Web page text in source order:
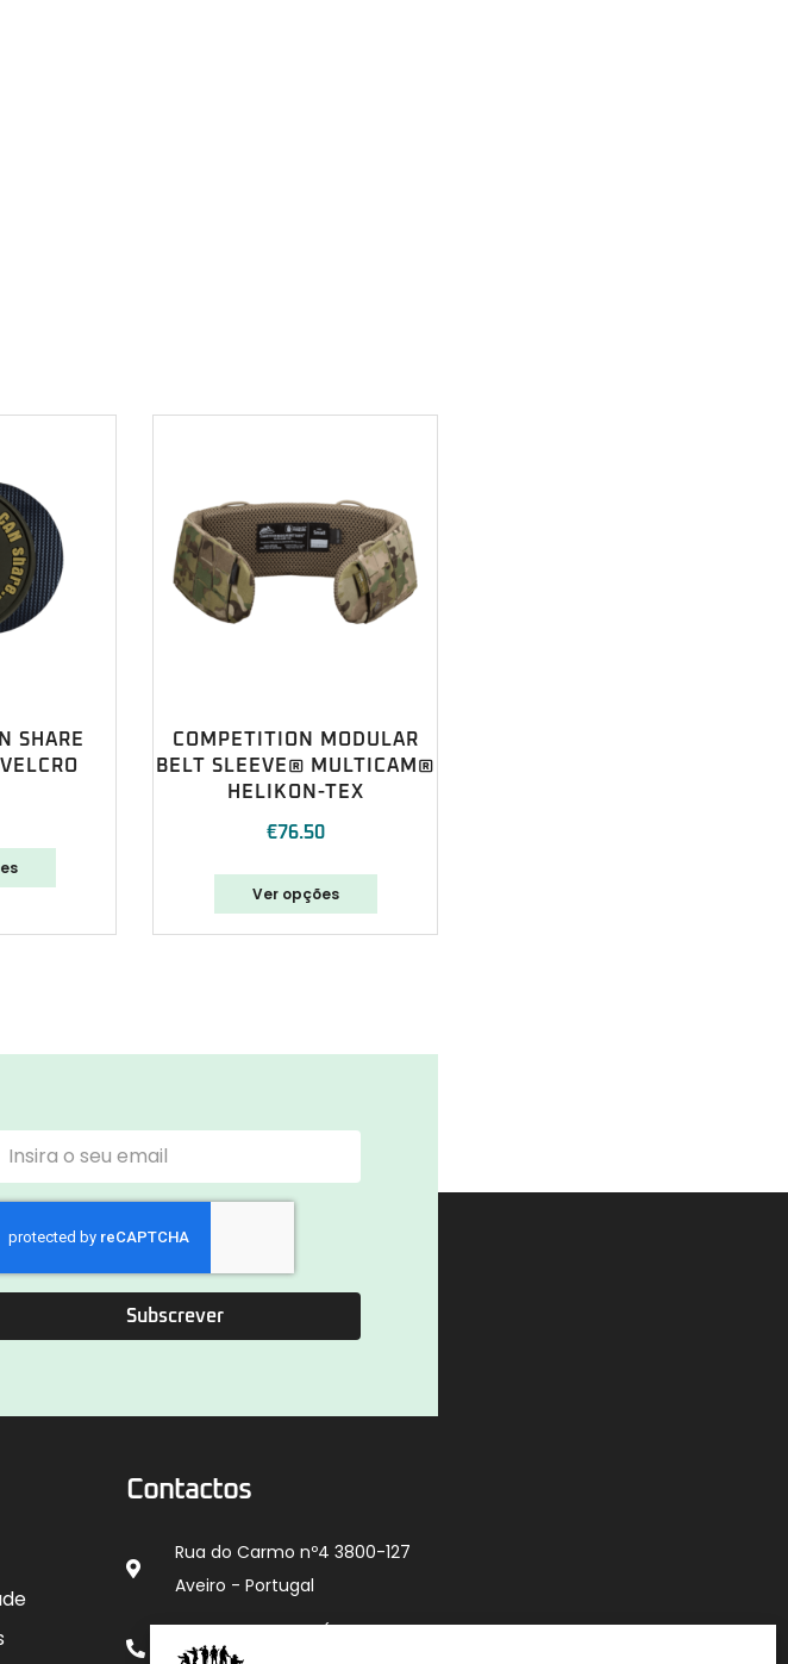
SHARE
COMPETITION MODULAR
BELT SLEEVE® MULTICAM®
HELIKON-TEX
€76.50
Ver opções
Subscrever
Contactos
Rua do Carmo nº4 3800-127
Aveiro - Portugal
912 009 740 (Chamada